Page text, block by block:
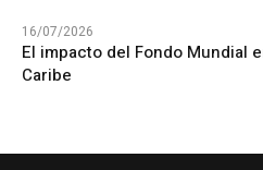
16/07/2026
El impacto del Fondo Mundial
Caribe